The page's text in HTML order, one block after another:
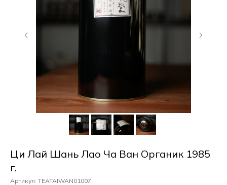
Ци Лай Шань Лао Ча Ван Органик 1985
г.
Артикул: TEATAIWAN01007